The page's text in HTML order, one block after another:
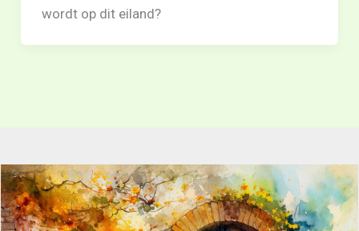
wordt op dit eiland?